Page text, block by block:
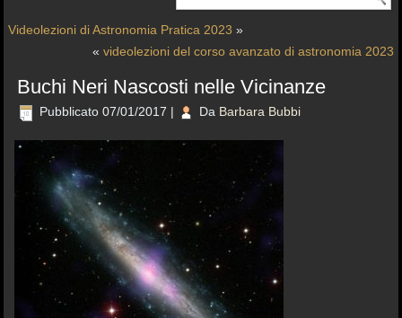
Videolezioni di Astronomia Pratica 2023 »
« videolezioni del corso avanzato di astronomia 2023
Buchi Neri Nascosti nelle Vicinanze
Pubblicato 07/01/2017 | Da Barbara Bubbi